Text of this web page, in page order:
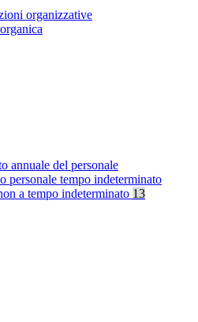
organizzative
annuale del personale
personale tempo indeterminato
a tempo indeterminato 13